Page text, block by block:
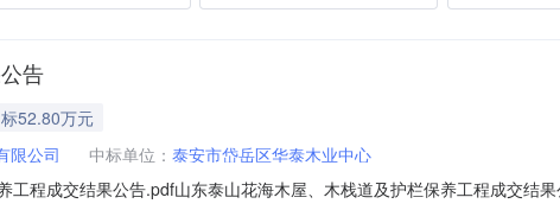
告
52.80万元
限公司 中标单位： 泰安市岱岳区华泰木业中心
工程成交结果公告.pdf山东泰山花海木屋、木栈道及护栏保养工程成交结